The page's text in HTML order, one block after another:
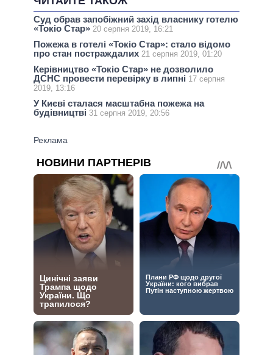
Суд обрав запобіжний захід власнику готелю
«Токіо Стар» 20 серпня 2019, 16:21
Пожежа в готелі «Токіо Стар»: стало відомо
про стан постраждалих 21 серпня 2019, 01:20
Керівництво «Токіо Стар» не дозволило
ДСНС провести перевірку в липні 17 серпня
2019, 13:16
У Києві сталася масштабна пожежа на
будівництві 31 серпня 2019, 20:56